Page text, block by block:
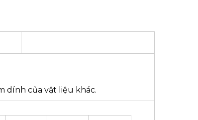
dính của vật liệu khác.